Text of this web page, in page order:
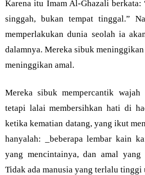
Karena itu Imam Al-Ghazali berkata:
singgah, bukan tempat tinggal.”
memperlakukan dunia seolah ia
dalamnya. Mereka sibuk
meninggikan amal.
Mereka sibuk mempercantik wajah
tetapi lalai membersihkan hati di
ketika kematian datang, yang ikut
hanyalah: _beberapa lembar kain
yang mencintainya, dan amal yang
Tidak ada manusia yang terlalu tinggi